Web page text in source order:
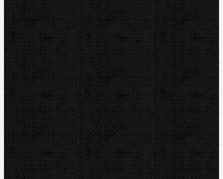
Odhrotovače, kalibry
Úkosovače
Hasáky, kleště, klíče
Ohýbačky
Vyhrdlovače
Lisování